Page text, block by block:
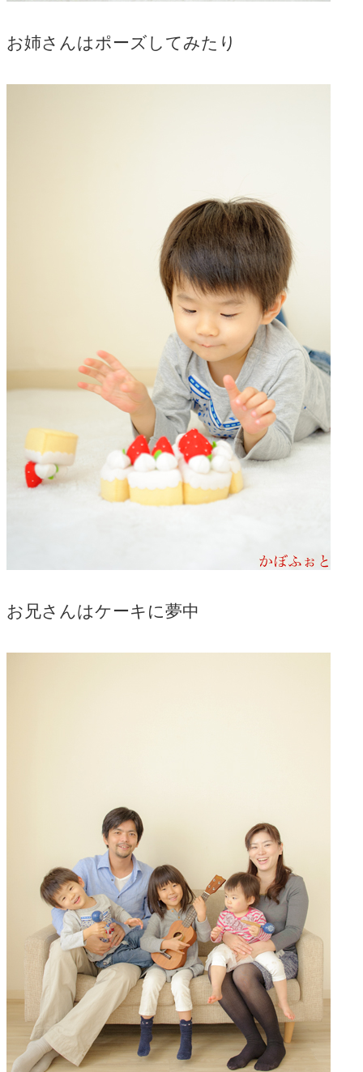
お姉さんはポーズしてみたり
お兄さんはケーキに夢中